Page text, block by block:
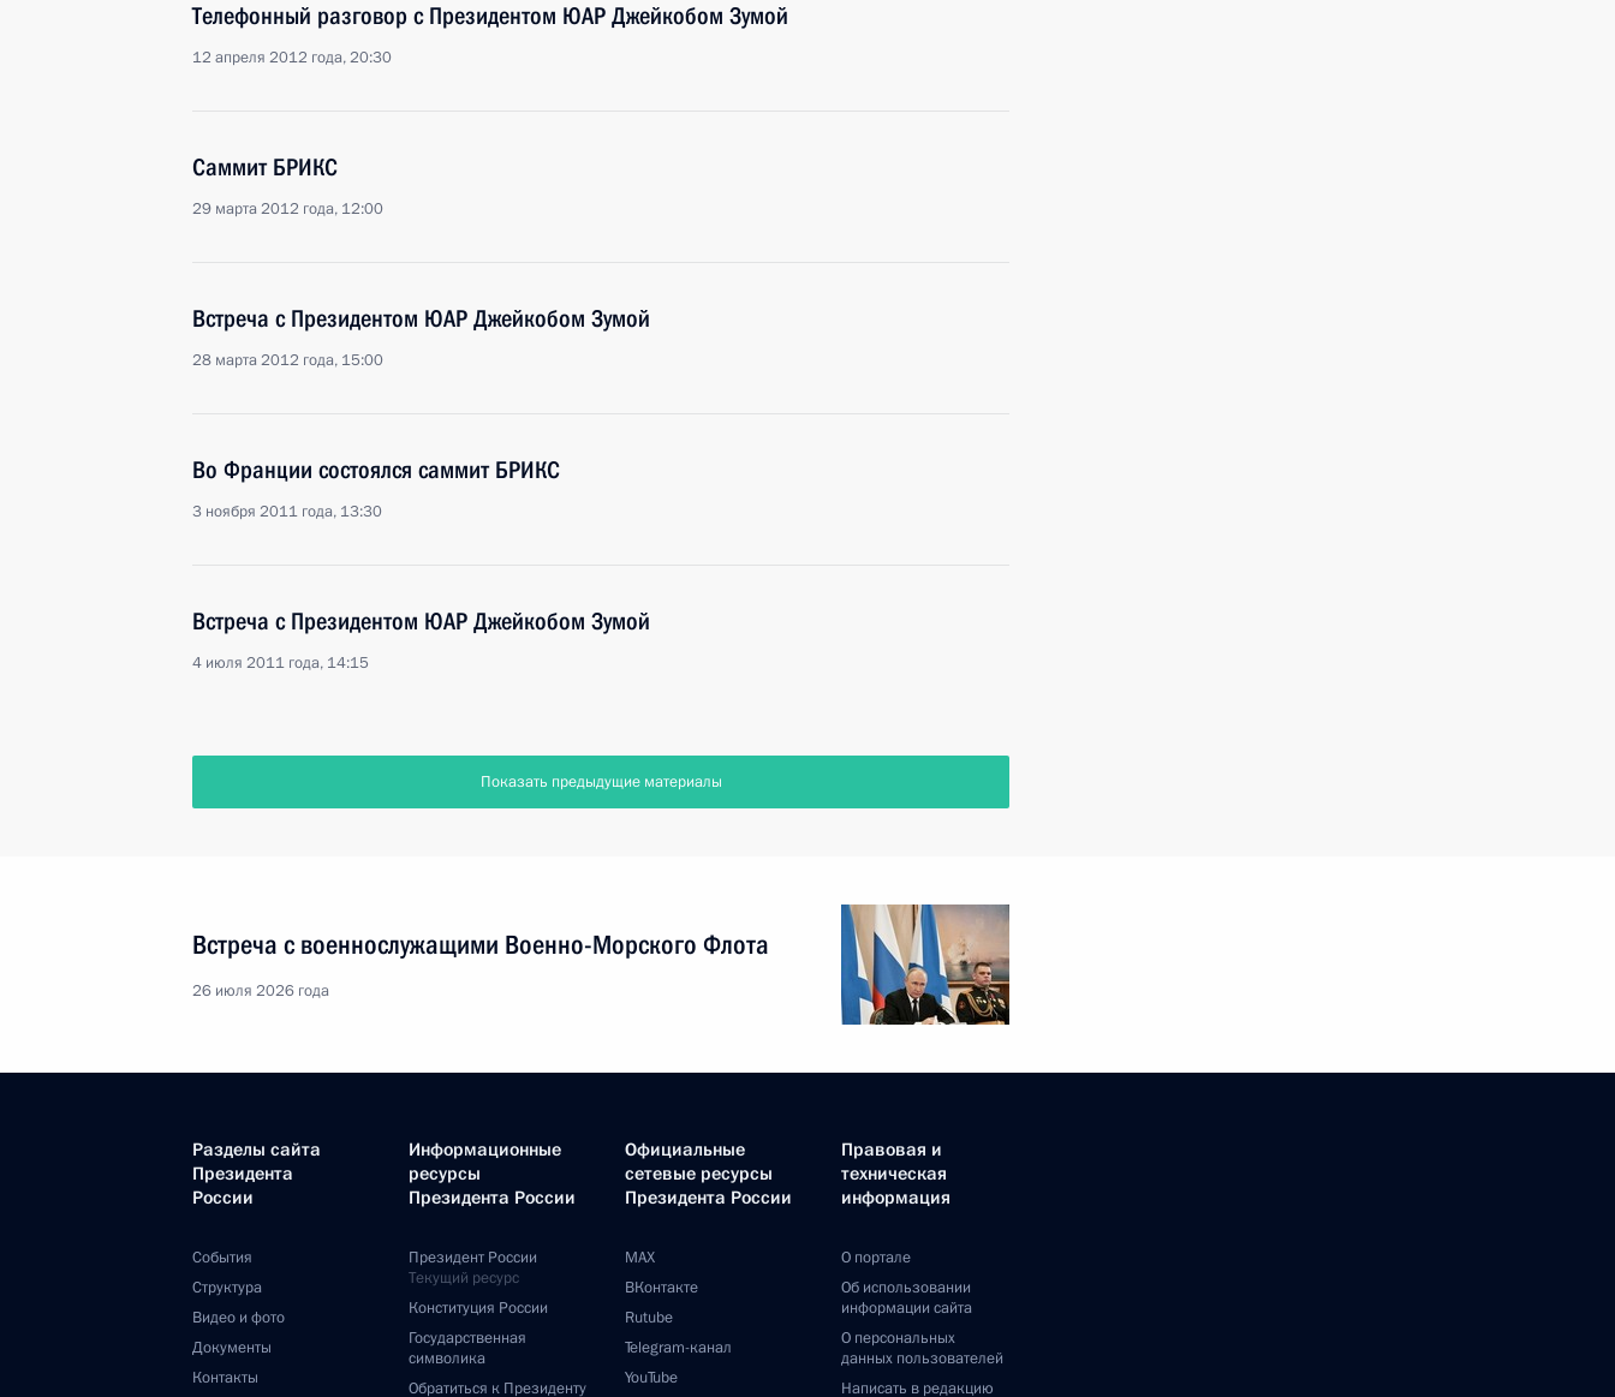
Телефонный разговор с Президентом ЮАР Джейкобом Зумой
12 апреля 2012 года, 20:30
Саммит БРИКС
29 марта 2012 года, 12:00
Встреча с Президентом ЮАР Джейкобом Зумой
28 марта 2012 года, 15:00
Во Франции состоялся саммит БРИКС
3 ноября 2011 года, 13:30
Встреча с Президентом ЮАР Джейкобом Зумой
4 июля 2011 года, 14:15
Показать предыдущие материалы
Встреча с военнослужащими Военно-Морского Флота
26 июля 2026 года
Разделы сайта
Президента
России
События
Структура
Видео и фото
Документы
Контакты
Информационные
ресурсы
Президента России
Президент России
Текущий ресурс
Конституция России
Государственная
символика
Обратиться к Президенту
Официальные
сетевые ресурсы
Президента России
MAX
ВКонтакте
Rutube
Telegram-канал
YouTube
Правовая и
техническая
информация
О портале
Об использовании
информации сайта
О персональных
данных пользователей
Написать в редакцию